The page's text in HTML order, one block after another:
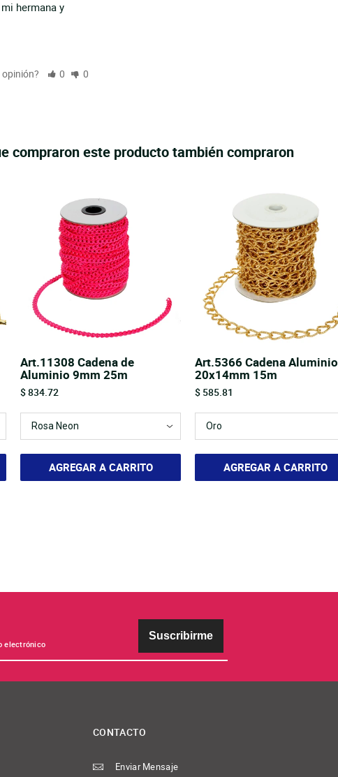
hermana y
0 0
compraron este producto también compraron
Art.11308 Cadena de
Aluminio 9mm 25m
Price
$ 834.72
AGREGAR A CARRITO
Art.5366 Cadena Aluminio
20x14mm 15m
Price
$ 585.81
AGREGAR A CARRITO
Suscribirme
CONTACTO
Enviar Mensaje